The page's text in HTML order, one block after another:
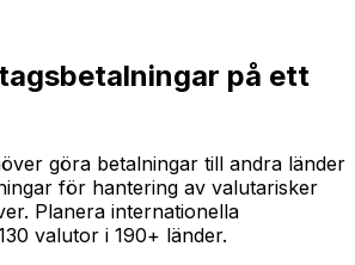
på ett
göra betalningar till andra länder
för hantering av valutarisker
Planera internationella
valutor i 190+ länder.